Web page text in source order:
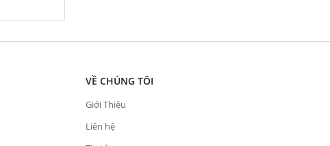
VỀ CHÚNG TÔI
Giới Thiệu
Liên hệ